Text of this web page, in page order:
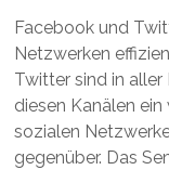
Facebook und
Netzwerken
Twitter sind in
diesen Kanälen
sozialen
gegenüber. Das